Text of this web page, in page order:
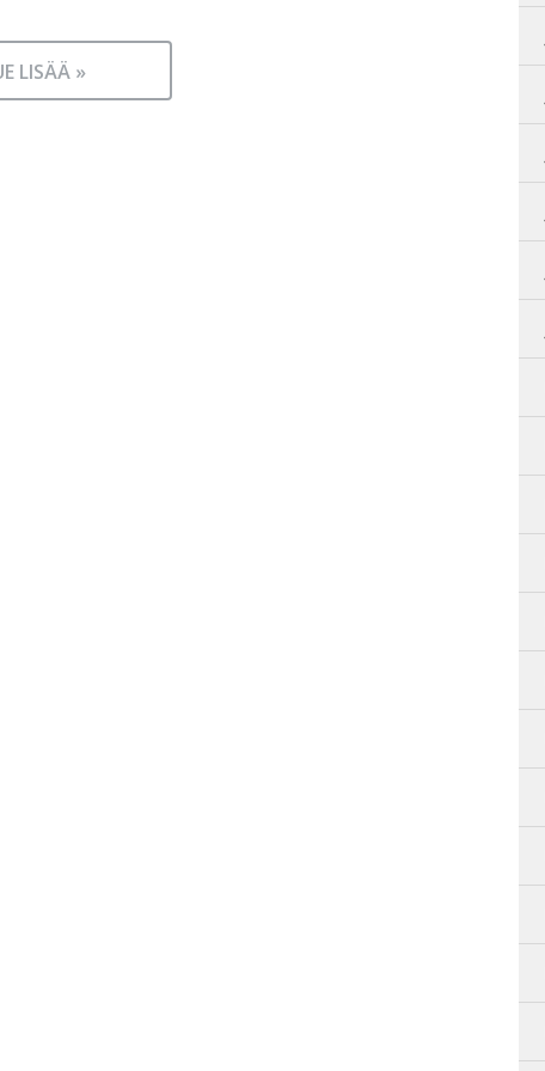
LISÄÄ »